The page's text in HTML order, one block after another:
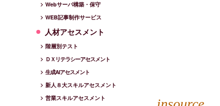
Webサーバ構築・保守
WEB記事制作サービス
人材アセスメント
階層別テスト
ＤＸリテラシーアセスメント
生成AIアセスメント
新人８大スキルアセスメント
営業スキルアセスメント